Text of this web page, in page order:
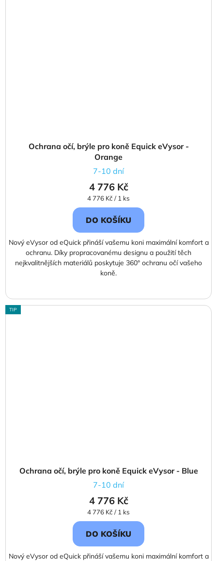
Ochrana očí, brýle pro koně Equick eVysor -
Orange
7-10 dní
4 776 Kč
Měrná
cena:
4 776 Kč / 1 ks
DO KOŠÍKU
Nový eVysor od eQuick přináší vašemu koni maximální komfort a
ochranu. Díky propracovanému designu a použití těch
nejkvalitnějších materiálů poskytuje 360° ochranu očí vašeho
koně.
TIP
Ochrana očí, brýle pro koně Equick eVysor - Blue
7-10 dní
4 776 Kč
Měrná
cena:
4 776 Kč / 1 ks
DO KOŠÍKU
Nový eVysor od eQuick přináší vašemu koni maximální komfort a